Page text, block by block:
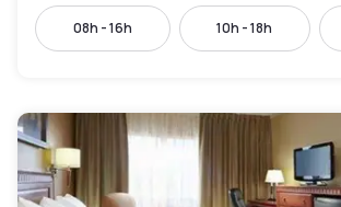
08h - 16h 10h - 18h